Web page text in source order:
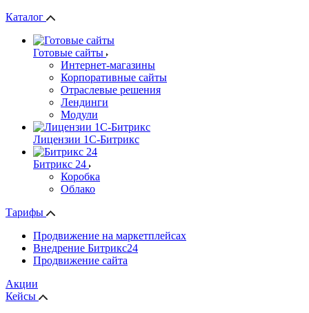
Каталог
Готовые сайты
Интернет-магазины
Корпоративные сайты
Отраслевые решения
Лендинги
Модули
Лицензии 1С-Битрикс
Битрикс 24
Коробка
Облако
Тарифы
Продвижение на маркетплейсах
Внедрение Битрикс24
Продвижение сайта
Акции
Кейсы